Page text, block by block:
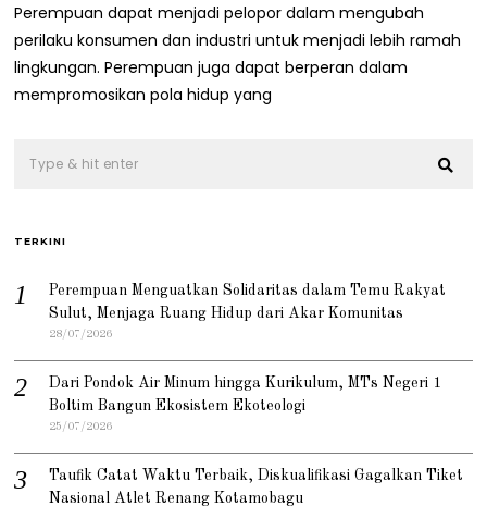
2
0
2
3
Perempuan dapat menjadi pelopor dalam mengubah
perilaku konsumen dan industri untuk menjadi lebih ramah
lingkungan. Perempuan juga dapat berperan dalam
mempromosikan pola hidup yang
TERKINI
Perempuan Menguatkan Solidaritas dalam Temu Rakyat
Sulut, Menjaga Ruang Hidup dari Akar Komunitas
28/07/2026
Dari Pondok Air Minum hingga Kurikulum, MTs Negeri 1
Boltim Bangun Ekosistem Ekoteologi
25/07/2026
Taufik Catat Waktu Terbaik, Diskualifikasi Gagalkan Tiket
Nasional Atlet Renang Kotamobagu